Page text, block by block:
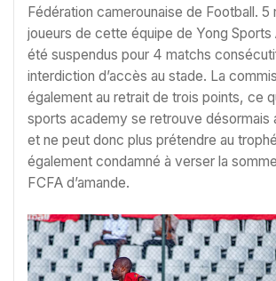
Fédération camerounaise de Football. 5
joueurs de cette équipe de Yong
été suspendus pour 4 matchs
interdiction d’accès au stade. La
également au retrait de trois points, ce
sports academy se retrouve désormais
et ne peut donc plus prétendre au
également condamné à verser la
FCFA d’amande.